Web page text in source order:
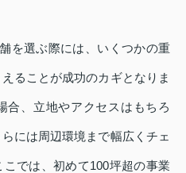
を選ぶ際には、いくつかの重
ることが成功のカギとなりま
合、立地やアクセスはもちろ
には周辺環境まで幅広くチェ
では、初めて100坪超の事業